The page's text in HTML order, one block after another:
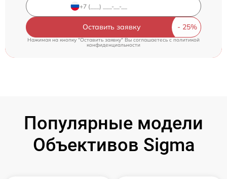
Оставить заявку
Нажимая на кнопку "Оставить заявку" Вы соглашаетесь c политикой
конфиденциальности
Популярные модели
Объективов Sigma